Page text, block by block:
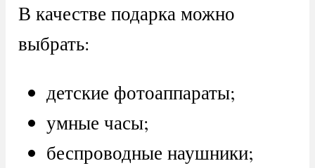
В качестве подарка можно
выбрать:
детские фотоаппараты;
умные часы;
беспроводные наушники;